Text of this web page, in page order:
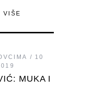
VIŠE
10
MUKA I